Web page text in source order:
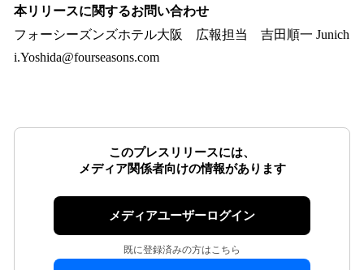
本リリースに関するお問い合わせ
フォーシーズンズホテル大阪 広報担当 吉田順一 Junich
i.Yoshida@fourseasons.com
このプレスリリースには、
メディア関係者向けの情報があります
メディアユーザーログイン
既に登録済みの方はこちら